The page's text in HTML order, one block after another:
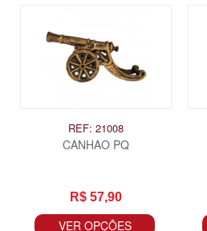
REF: 21008
CANHAO PQ
R$ 57,90
VER OPÇÕES